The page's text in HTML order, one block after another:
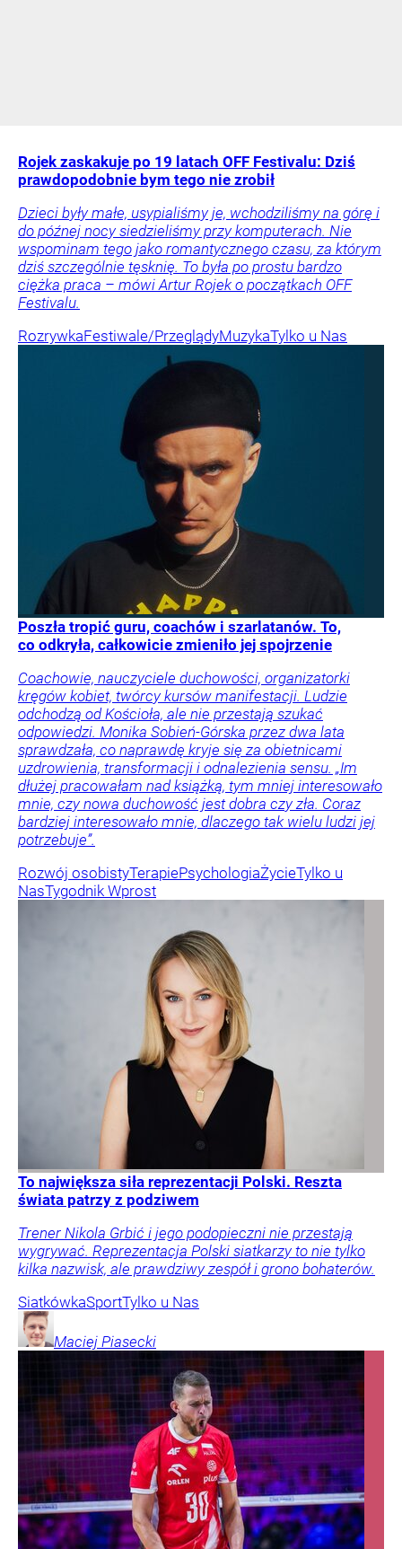
Rojek zaskakuje po 19 latach OFF Festivalu: Dziś
prawdopodobnie bym tego nie zrobił
Dzieci były małe, usypialiśmy je, wchodziliśmy na górę i
do późnej nocy siedzieliśmy przy komputerach. Nie
wspominam tego jako romantycznego czasu, za którym
dziś szczególnie tęsknię. To była po prostu bardzo
ciężka praca – mówi Artur Rojek o początkach OFF
Festivalu.
RozrywkaFestiwale/PrzeglądyMuzykaTylko u Nas
Poszła tropić guru, coachów i szarlatanów. To,
co odkryła, całkowicie zmieniło jej spojrzenie
Coachowie, nauczyciele duchowości, organizatorki
kręgów kobiet, twórcy kursów manifestacji. Ludzie
odchodzą od Kościoła, ale nie przestają szukać
odpowiedzi. Monika Sobień-Górska przez dwa lata
sprawdzała, co naprawdę kryje się za obietnicami
uzdrowienia, transformacji i odnalezienia sensu. „Im
dłużej pracowałam nad książką, tym mniej interesowało
mnie, czy nowa duchowość jest dobra czy zła. Coraz
bardziej interesowało mnie, dlaczego tak wielu ludzi jej
potrzebuje”.
Rozwój osobistyTerapiePsychologiaŻycieTylko u
NasTygodnik Wprost
To największa siła reprezentacji Polski. Reszta
świata patrzy z podziwem
Trener Nikola Grbić i jego podopieczni nie przestają
wygrywać. Reprezentacja Polski siatkarzy to nie tylko
kilka nazwisk, ale prawdziwy zespół i grono bohaterów.
SiatkówkaSportTylko u Nas
Maciej Piasecki